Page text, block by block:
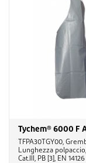
Tychem® 6000 F
TFPA30TGY00,
Lunghezza
Cat.III, PB [3], EN 14126